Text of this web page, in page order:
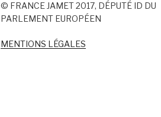
© FRANCE JAMET 2017, DÉPUTÉ ID DU
PARLEMENT EUROPÉEN
MENTIONS LÉGALES